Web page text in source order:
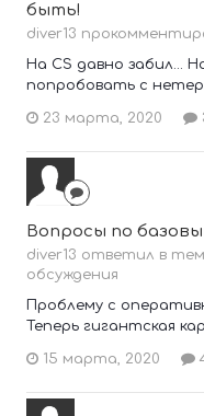
быть!
diver13
На CS давно забил...
попробовать с
23 марта, 2020
Вопросы по
diver13 ответил в
обсуждения
Проблему с
Теперь гигантская
15 марта, 2020